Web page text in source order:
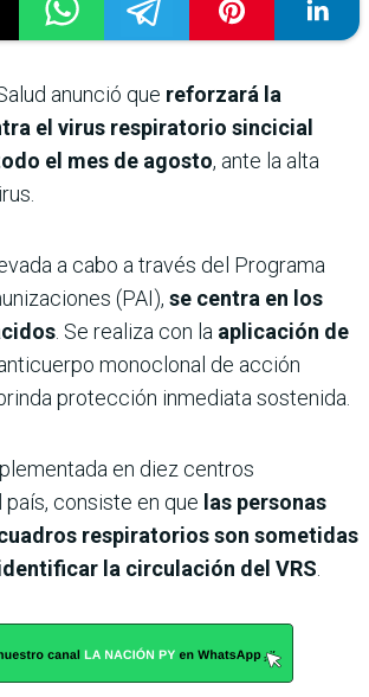
anunció que reforzará la
el virus respiratorio sincicial
el mes de agosto, ante la alta
a cabo a través del Programa
(PAI), se centra en los
. Se realiza con la aplicación de
monoclonal de acción
protección inmediata sostenida.
en diez centros
consiste en que las personas
respiratorios son sometidas
la circulación del VRS